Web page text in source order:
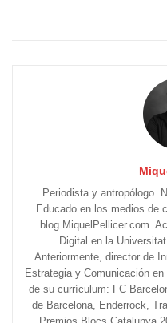
Periodista y antropólogo.
Educado en los medios de
blog MiquelPellicer.com.
Digital en la
Anteriormente, director de
Estrategia y Comunicación
de su currículum: FC
de Barcelona, Enderrock,